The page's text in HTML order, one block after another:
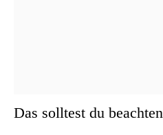
Das solltest du beachten